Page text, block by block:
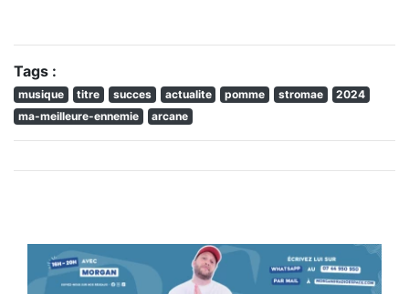
Tags :
musique titre succes actualite pomme stromae
2024
ma-meilleure-ennemie
arcane